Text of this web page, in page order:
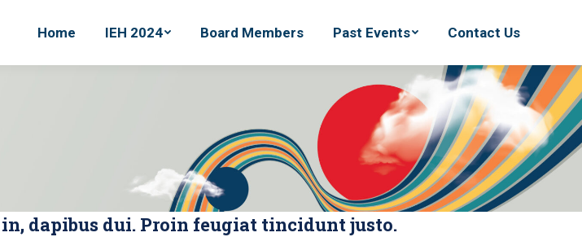
Home IEH 2024 Board Members Past Events Contact Us
dapibus dui. Proin feugiat tincidunt justo.
Home IEH 2024 Board Members Past Events Contact Us